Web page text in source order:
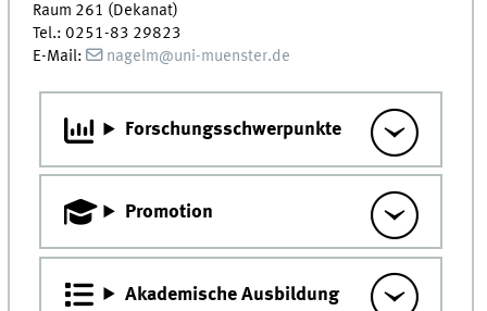
Raum 261 (Dekanat)
Tel.: 0251-83 29823
E-Mail:
nagelm@uni-muenster.de
Forschungsschwerpunkte
Promotion
Akademische Ausbildung